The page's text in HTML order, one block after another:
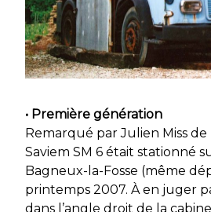
• Première génération
Remarqué par Julien Miss de
Saviem SM 6 était stationné
Bagneux-la-Fosse (même
printemps 2007. À en juger
dans l’angle droit de la